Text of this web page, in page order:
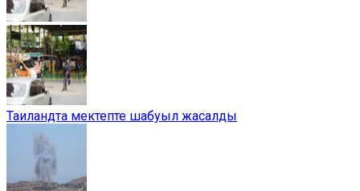
Таиландта мектепте шабуыл жасалды